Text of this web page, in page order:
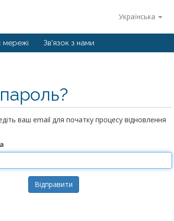
Українська
мережі Зв'язок з нами
ваш email для початку процесу відновлення
Відправити